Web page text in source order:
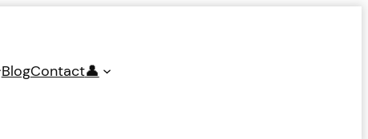
BlogContact👤